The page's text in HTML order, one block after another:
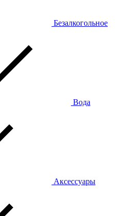
Безалкогольное
Вода
Аксессуары